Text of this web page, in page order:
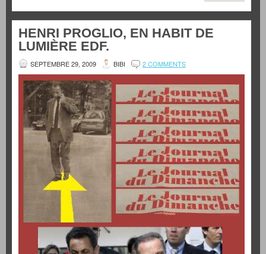
HENRI PROGLIO, EN HABIT DE
LUMIÈRE EDF.
SEPTEMBRE 29, 2009 BIBI 2 COMMENTS